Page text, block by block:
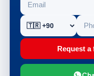
Request